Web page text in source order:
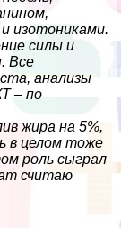
изотониками.
силы и
Все
анализы
– по
жира на 5%,
в целом тоже
роль сыграл
считаю